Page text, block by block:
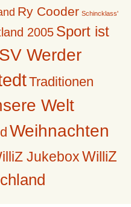
Ry Cooder Schincklass'
2005 Sport ist
SV Werder
Traditionen
Welt
Weihnachten
Jukebox WilliZ